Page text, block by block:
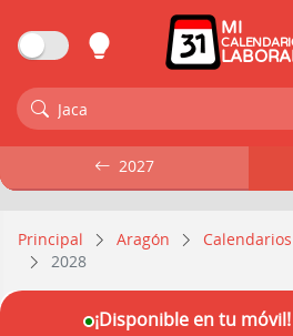
MI
Jaca
Principal Aragón
2028
2027
2027
¡Disponible en tu móvil!